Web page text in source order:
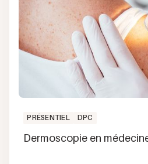
PRÉSENTIEL DPC
Dermoscopie en